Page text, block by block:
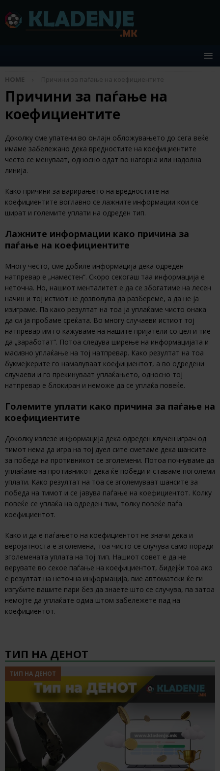
HOME Причини за паѓање на коефициентите
Причини за паѓање на
коефициентите
Доколку сме упатени во онлајн обложувањето до сега веќе
имаме забележано дека вредностите на коефициентите
често се менуваат, односно одат во нагорна или надолна
линија.
Како причини за варирањето на вредностите на
коефициентите воглавно се лажните информации кои се
шират и големите уплати на одреден тип.
Лажните информации како причина за
паѓање на коефициентите
Многу често, сме добиле информација дека одреден
натпревар е „наместен“. Скоро секогаш таа информација е
неточна. Но, нашиот менталитет е да се збогатиме на лесен
начин и тој истиот не дозволува да разбереме, а да не ја
изиграме. Па како резултат на тоа ја уплаќаме чисто онака
да си ја пробаме среќата. Во многу случаеви истиот тој
натпревар им го кажуваме на нашите пријатели со цел и тие
да „заработат“. Потоа следува ширење на информацијата и
масивно уплаќање на тој натпревар. Како резултат на тоа
букмејкерите го намалуваат коефициентот, а во одредени
случаеви и го прекинуваат уплаќањето, односно тој
натпревар е блокиран и неможе да се уплаќа повеќе.
Големите уплати како причина за паѓање на
коефициентите
Доколку излезе информација дека одреден клучен играч од
тимот нема да игра на тој дуел сите сметаме дека шансите
за победа на противникот се зголемени. Потоа почнуваме да
уплаќаме на противникот дека ќе победи и ставаме поголеми
уплати. Како резултат на тоа се зголемуваат шансите за
победа на тимот и се јавува паѓање на коефициентот. Колку
повеќе се уплаќа на одреден тим, толку повеќе паѓа
коефициентот.
Како и да е паѓањето на коефициентот не значи дека и
веројатноста е зголемена, тоа чисто се случува само поради
зголемената уплата на тој тип. Нашиот совет е да не
верувате во секое паѓање на коефициентот, бидејќи тоа ако
е резултат на неточна информација, вие автоматски ќе ги
изгубите вашите пари без да знаете што се случува, па затоа
немојте да уплаќате одма штом забележете пад на
коефициентот.
ТИП НА ДЕНОТ
ТИП НА ДЕНОТ